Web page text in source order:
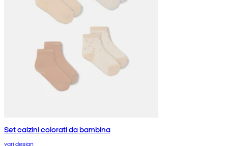
Set calzini colorati da bambina
vari design